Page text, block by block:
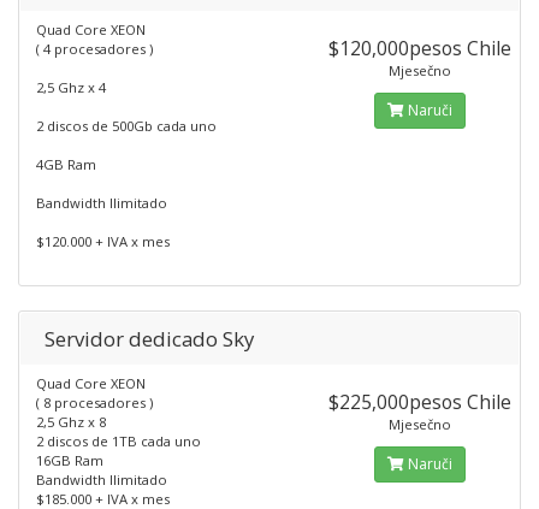
Quad Core XEON
( 4 procesadores )
2,5 Ghz x 4
2 discos de 500Gb cada uno
4GB Ram
Bandwidth Ilimitado
$120.000 + IVA x mes
$120,000pesos Chile
Mjesečno
Naruči
Servidor dedicado Sky
Quad Core XEON
( 8 procesadores )
2,5 Ghz x 8
2 discos de 1TB cada uno
16GB Ram
Bandwidth Ilimitado
$185.000 + IVA x mes
$225,000pesos Chile
Mjesečno
Naruči